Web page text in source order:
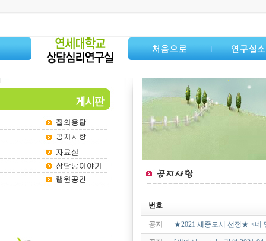
처음으로 연구실
번호
공지 ★2021 세종도서 선정★ <네